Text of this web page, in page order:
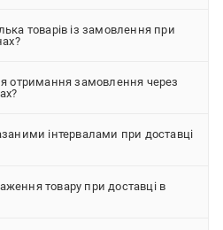
товарів із замовлення при
отримання замовлення через
інтервалами при доставці
товару при доставці в